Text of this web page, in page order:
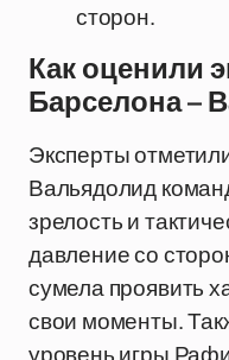
сторон.
Как оценили
Барселона –
Эксперты
Вальядолид
зрелость и
давление со
сумела проявить
свои моменты.